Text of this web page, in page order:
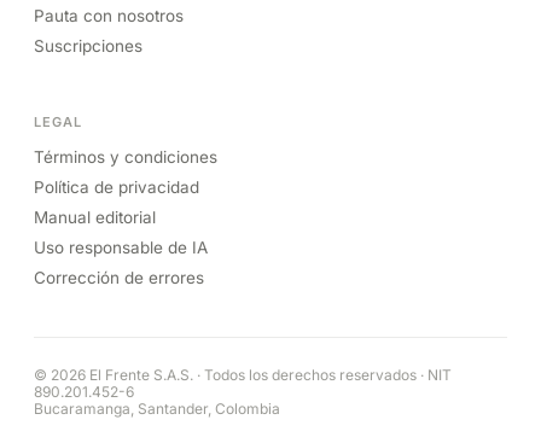
Pauta con nosotros
Suscripciones
LEGAL
Términos y condiciones
Política de privacidad
Manual editorial
Uso responsable de IA
Corrección de errores
© 2026 El Frente S.A.S. · Todos los derechos reservados · NIT
890.201.452-6
Bucaramanga, Santander, Colombia